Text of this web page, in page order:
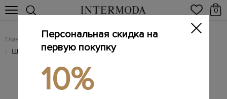
0
Главная Женщинам
/ Широкие джинсы Scout Dream из лиоцелла с нашивкой
Персональная скидка на
первую покупку
10%